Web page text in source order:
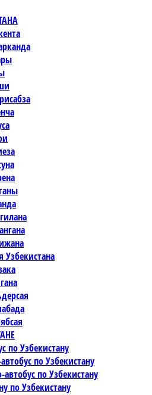
Узбекистана
по Узбекистану
по Узбекистану
по Узбекистану
по Узбекистану